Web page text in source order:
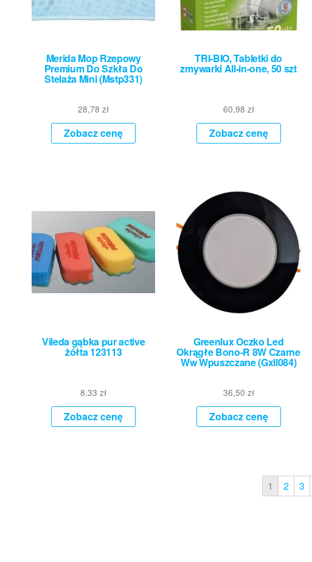
Merida Mop Rzepowy
Premium Do Szkła Do
Stelaża Mini (Mstp331)
28,78zł
Zobacz cenę
TRI-BIO, Tabletki do
zmywarki All-in-one, 50 szt
60,98 zł
Zobacz cenę
Vileda gąbka pur active
żółta 123113
8,33zł
Zobacz cenę
Greenlux Oczko Led
Okrągłe Bono-R 8W Czarne
Ww Wpuszczane (Gxll084)
36,50 zł
Zobacz cenę
1 2 3